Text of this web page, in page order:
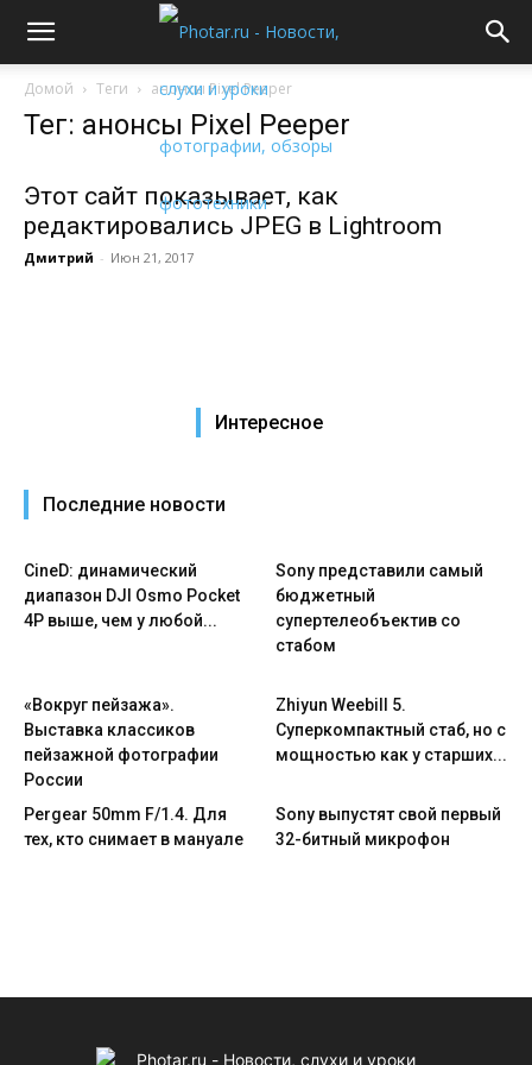
Домой Теги анонсы Pixel Peeper
Тег: анонсы Pixel Peeper
Этот сайт показывает, как
редактировались JPEG в Lightroom
Дмитрий - Июн 21, 2017
Интересное
Последние новости
CineD: динамический
диапазон DJI Osmo Pocket
4P выше, чем у любой...
Sony представили самый
бюджетный
супертелеобъектив со
стабом
«Вокруг пейзажа».
Выставка классиков
пейзажной фотографии
России
Zhiyun Weebill 5.
Cуперкомпактный стаб, но с
мощностью как у старших...
Pergear 50mm F/1.4. Для
тех, кто снимает в мануале
Sony выпустят свой первый
32-битный микрофон